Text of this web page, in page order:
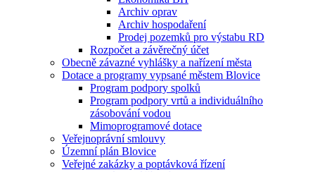
Archiv oprav
Archiv hospodaření
Prodej pozemků pro výstabu RD
Rozpočet a závěrečný účet
Obecně závazné vyhlášky a nařízení města
Dotace a programy vypsané městem Blovice
Program podpory spolků
Program podpory vrtů a individuálního
zásobování vodou
Mimoprogramové dotace
Veřejnoprávní smlouvy
Územní plán Blovice
Veřejné zakázky a poptávková řízení